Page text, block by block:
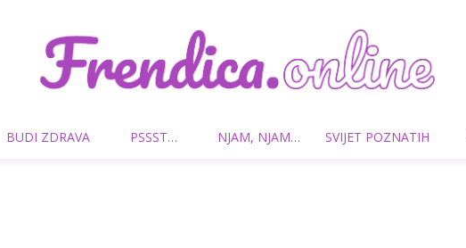
Frendica.online
BUDI ZDRAVA PSSST… NJAM, NJAM… SVIJET POZNATIH